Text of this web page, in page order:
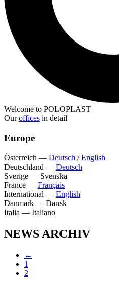
Welcome to POLOPLAST
Ouroffices in detail
Europe
Österreich — Deutsch /English
Deutschland — Deutsch
Sverige — Svenska
France — Français
International — English
Danmark — Dansk
Italia — Italiano
NEWS ARCHIV
←
1
2